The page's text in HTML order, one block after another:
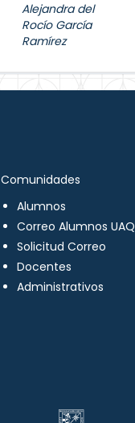
Alejandra del
Rocío García
Ramírez
Comunidades
Alumnos
Correo Alumnos UAQ
Solicitud Correo
Docentes
Administrativos